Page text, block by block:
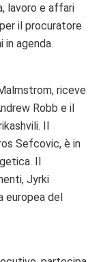
lavoro e affari
il procuratore
agenda.
riceve
Robb e il
Il
Sefcovic, è in
Il
Jyrki
europea del